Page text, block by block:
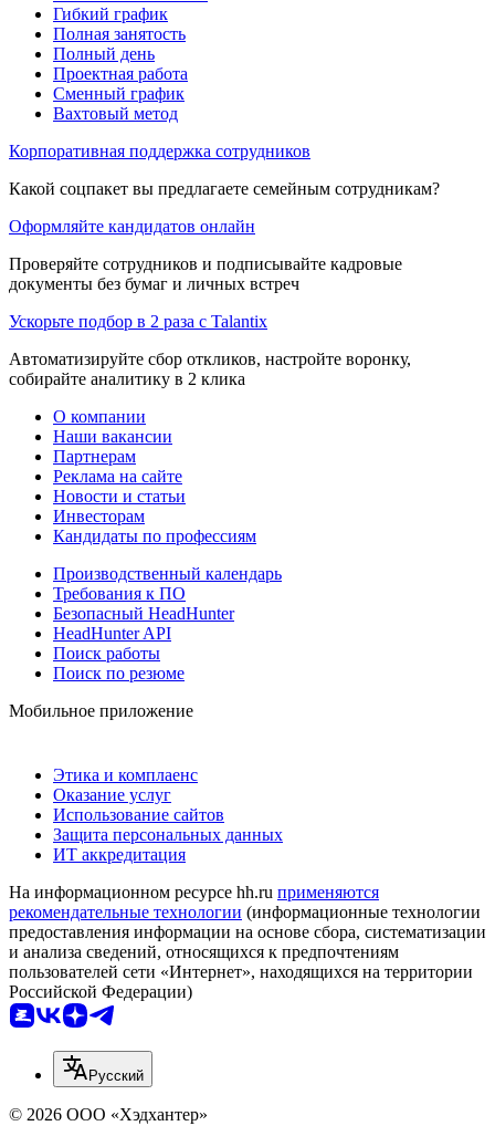
Гибкий график
Полная занятость
Полный день
Проектная работа
Сменный график
Вахтовый метод
Корпоративная поддержка сотрудников
Какой соцпакет вы предлагаете семейным сотрудникам?
Оформляйте кандидатов онлайн
Проверяйте сотрудников и подписывайте кадровые
документы без бумаг и личных встреч
Ускорьте подбор в 2 раза с Talantix
Автоматизируйте сбор откликов, настройте воронку,
собирайте аналитику в 2 клика
О компании
Наши вакансии
Партнерам
Реклама на сайте
Новости и статьи
Инвесторам
Кандидаты по профессиям
Производственный календарь
Требования к ПО
Безопасный HeadHunter
HeadHunter API
Поиск работы
Поиск по резюме
Мобильное приложение
Этика и комплаенс
Оказание услуг
Использование сайтов
Защита персональных данных
ИТ аккредитация
На информационном ресурсе hh.ru применяются
рекомендательные технологии (информационные технологии
предоставления информации на основе сбора, систематизации
и анализа сведений, относящихся к предпочтениям
пользователей сети «Интернет», находящихся на территории
Российской Федерации)
Русский
© 2026 ООО «Хэдхантер»